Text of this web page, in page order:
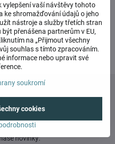
Reddit LinkedInWhatsApp
E-
mail
novinky:
vylepšení vaší návštěvy tohoto
ke shromažďování údajů o jeho
nástroje a služby třetích stran
přenášena partnerům v EU,
na „Přijmout všechny
souhlas s tímto zpracováním.
informace nebo upravit své
soukromí
cookies